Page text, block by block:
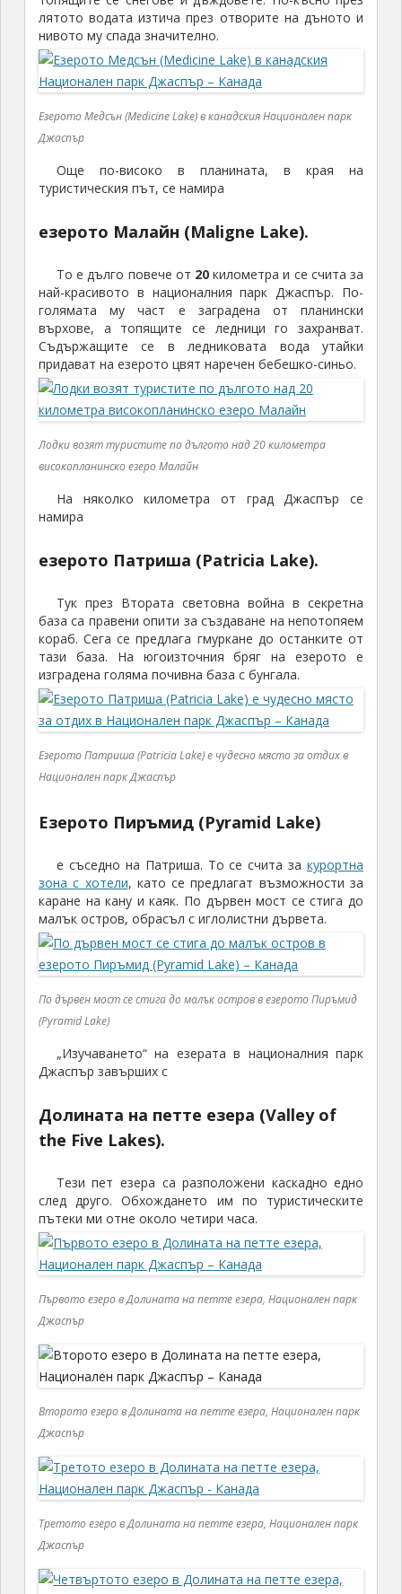
лятото водата изтича през отворите на дъното и
нивото му спада значително.
Езерото Медсън (Medicine Lake) в канадския Национален парк
Джаспър
Още по-високо в планината, в края на
туристическия път, се намира
езерото Малайн (Maligne Lake).
То е дълго повече от 20 километра и се счита за
най-красивото в националния парк Джаспър. По-
голямата му част е заградена от планински
върхове, а топящите се ледници го захранват.
Съдържащите се в ледниковата вода утайки
придават на езерото цвят наречен бебешко-синьо.
Лодки возят туристите по дългото над 20 километра
високопланинско езеро Малайн
На няколко километра от град Джаспър се
намира
езерото Патриша (Patricia Lake).
Тук през Втората световна война в секретна
база са правени опити за създаване на непотопяем
кораб. Сега се предлага гмуркане до останките от
тази база. На югоизточния бряг на езерото е
изградена голяма почивна база с бунгала.
Езерото Патриша (Patricia Lake) е чудесно място за отдих в
Национален парк Джаспър
Езерото Пиръмид (Pyramid Lake)
е съседно на Патриша. То се счита закурортна
зона с хотели, като се предлагат възможности за
каране на кану и каяк. По дървен мост се стига до
малък остров, обрасъл с иглолистни дървета.
По дървен мост се стига до малък остров в езерото Пиръмид
(Pyramid Lake)
„Изучаването“ на езерата в националния парк
Джаспър завърших с
Долината на петте езера (Valley of
the Five Lakes).
Тези пет езера са разположени каскадно едно
след друго. Обхождането им по туристическите
пътеки ми отне около четири часа.
Първото езеро в Долината на петте езера, Национален парк
Джаспър
Второто езеро в Долината на петте езера, Национален парк
Джаспър
Третото езеро в Долината на петте езера, Национален парк
Джаспър